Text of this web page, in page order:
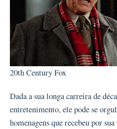
20th Century Fox
Dada a sua longa carreira de
entretenimento, ele pode se
homenagens que recebeu por